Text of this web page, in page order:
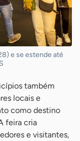
e se estende até
também
locais e
como destino
feira cria
e visitantes,